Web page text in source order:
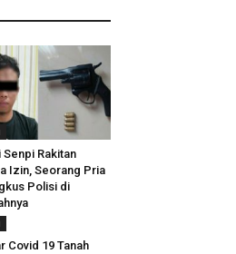
Senpi Rakitan
Izin, Seorang Pria
Polisi di
Covid 19 Tanah